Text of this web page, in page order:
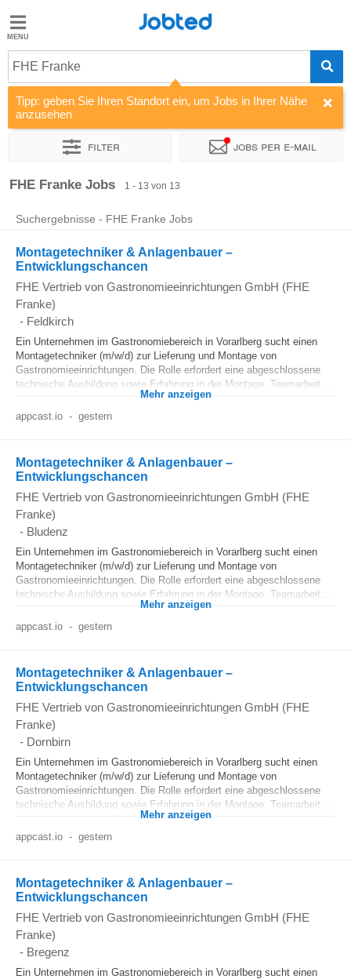
Jobted
Jobs
Gehalt
Jobted
FHE Franke
Tipp: geben Sie Ihren Standort ein, um Jobs in Ihrer Nähe
anzusehen
Filter Jobs per e-mail
Sortieren nach Unternehmen
FHE Franke Jobs 1 - 13 von 13
Suchergebnisse - FHE Franke Jobs
Montagetechniker & Anlagenbauer –
Entwicklungschancen
FHE Vertrieb von Gastronomieeinrichtungen GmbH (FHE
Franke)
- Feldkirch
Ein Unternehmen im Gastronomiebereich in Vorarlberg sucht einen
Montagetechniker (m/w/d) zur Lieferung und Montage von
Gastronomieeinrichtungen. Die Rolle erfordert eine abgeschlossene
technische Ausbildung sowie Erfahrung in der Montage. Teamarbeit,...
Mehr anzeigen
appcast.io - gestern
Montagetechniker & Anlagenbauer –
Entwicklungschancen
FHE Vertrieb von Gastronomieeinrichtungen GmbH (FHE
Franke)
- Bludenz
Ein Unternehmen im Gastronomiebereich in Vorarlberg sucht einen
Montagetechniker (m/w/d) zur Lieferung und Montage von
Gastronomieeinrichtungen. Die Rolle erfordert eine abgeschlossene
technische Ausbildung sowie Erfahrung in der Montage. Teamarbeit,...
Mehr anzeigen
appcast.io - gestern
Montagetechniker & Anlagenbauer –
Entwicklungschancen
FHE Vertrieb von Gastronomieeinrichtungen GmbH (FHE
Franke)
- Dornbirn
Ein Unternehmen im Gastronomiebereich in Vorarlberg sucht einen
Montagetechniker (m/w/d) zur Lieferung und Montage von
Gastronomieeinrichtungen. Die Rolle erfordert eine abgeschlossene
technische Ausbildung sowie Erfahrung in der Montage. Teamarbeit,...
Mehr anzeigen
appcast.io - gestern
Montagetechniker & Anlagenbauer –
Entwicklungschancen
FHE Vertrieb von Gastronomieeinrichtungen GmbH (FHE
Franke)
- Bregenz
Ein Unternehmen im Gastronomiebereich in Vorarlberg sucht einen